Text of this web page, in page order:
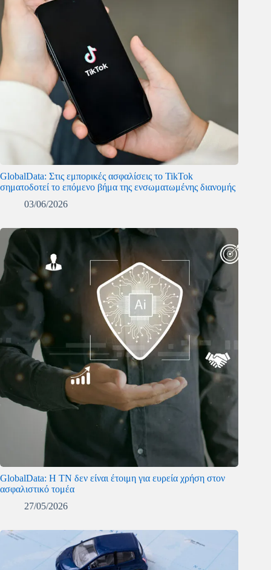
GlobalData: Στις εμπορικές ασφαλίσεις το TikTok
σηματοδοτεί το επόμενο βήμα της ενσωματωμένης διανομής
03/06/2026
GlobalData: Η ΤΝ δεν είναι έτοιμη για ευρεία χρήση στον
ασφαλιστικό τομέα
27/05/2026